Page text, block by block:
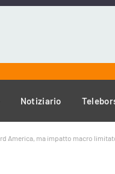
Notiziario
America, ma impatto macro